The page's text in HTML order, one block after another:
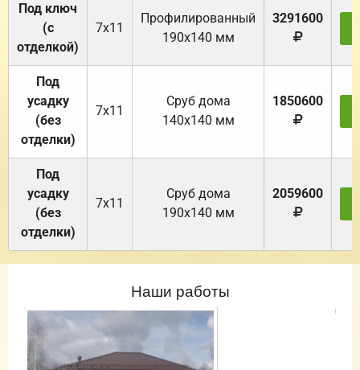
Под ключ
(с
отделкой)
7х11
Профилированный
190х140 мм
3291600
Под
усадку
(без
отделки)
7х11
Cруб дома
140х140 мм
1850600
Под
усадку
(без
отделки)
7х11
Cруб дома
190х140 мм
2059600
Наши работы